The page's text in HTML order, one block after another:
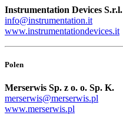
Instrumentation Devices S.r.l.
info@instrumentation.it
www.instrumentationdevices.it
Polen
Merserwis Sp. z o. o. Sp. K.
merserwis@merserwis.pl
www.merserwis.pl